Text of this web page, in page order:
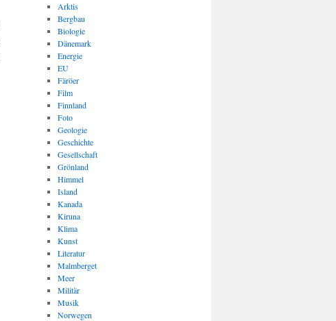
Arktis
Bergbau
Biologie
Dänemark
Energie
EU
Färöer
Film
Finnland
Foto
Geologie
Geschichte
Gesellschaft
Grönland
Himmel
Island
Kanada
Kiruna
Klima
Kunst
Literatur
Malmberget
Meer
Militär
Musik
Norwegen